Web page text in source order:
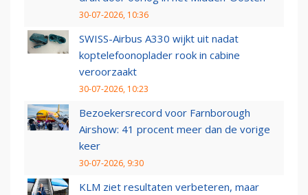
30-07-2026, 10:36
SWISS-Airbus A330 wijkt uit nadat
koptelefoonoplader rook in cabine
veroorzaakt
30-07-2026, 10:23
Bezoekersrecord voor Farnborough
Airshow: 41 procent meer dan de vorige
keer
30-07-2026, 9:30
KLM ziet resultaten verbeteren, maar